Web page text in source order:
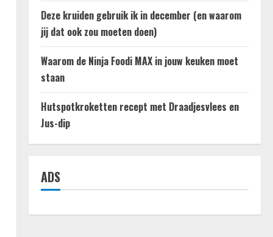
Deze kruiden gebruik ik in december (en waarom
jij dat ook zou moeten doen)
Waarom de Ninja Foodi MAX in jouw keuken moet
staan
Hutspotkroketten recept met Draadjesvlees en
Jus-dip
ADS